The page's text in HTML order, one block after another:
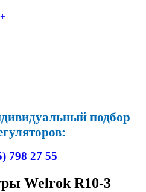
+
подбор
798 27 55
Welrok R10-3